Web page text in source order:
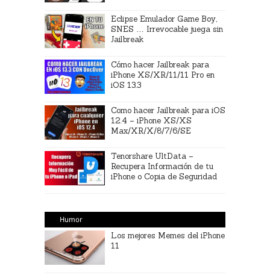
Eclipse Emulador Game Boy,
SNES … Irrevocable juega sin
Jailbreak
Cómo hacer Jailbreak para
iPhone XS/XR/11/11 Pro en
iOS 13.3
Como hacer Jailbreak para iOS
12.4 – iPhone XS/XS
Max/XR/X/8/7/6/SE
Tenorshare UltData –
Recupera Información de tu
iPhone o Copia de Seguridad
Humor
Los mejores Memes del iPhone
11